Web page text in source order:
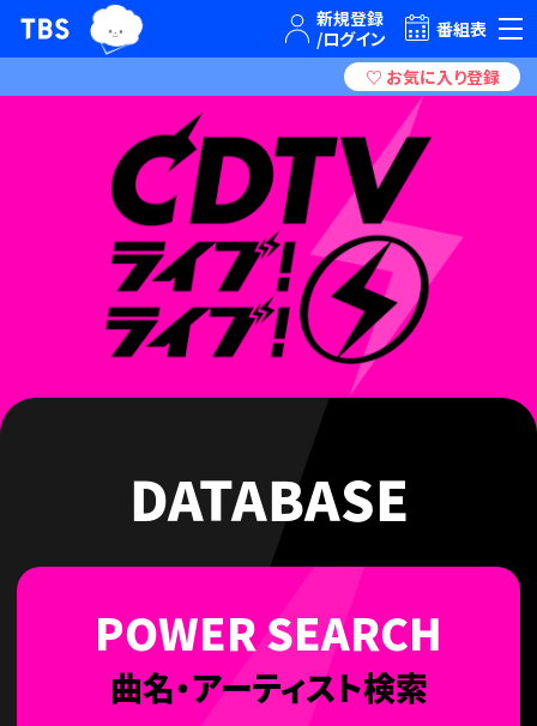
TBSテレビ｜ときめくときを。
TBSグループキャラクター『ワクティ』
番組表
DATABASE
曲名・アーティスト検索